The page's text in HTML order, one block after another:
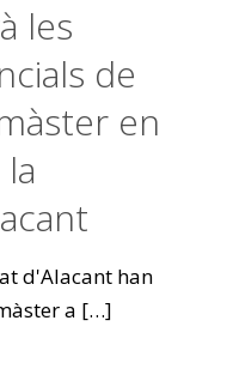
les
de
en
d'Alacant han
a […]